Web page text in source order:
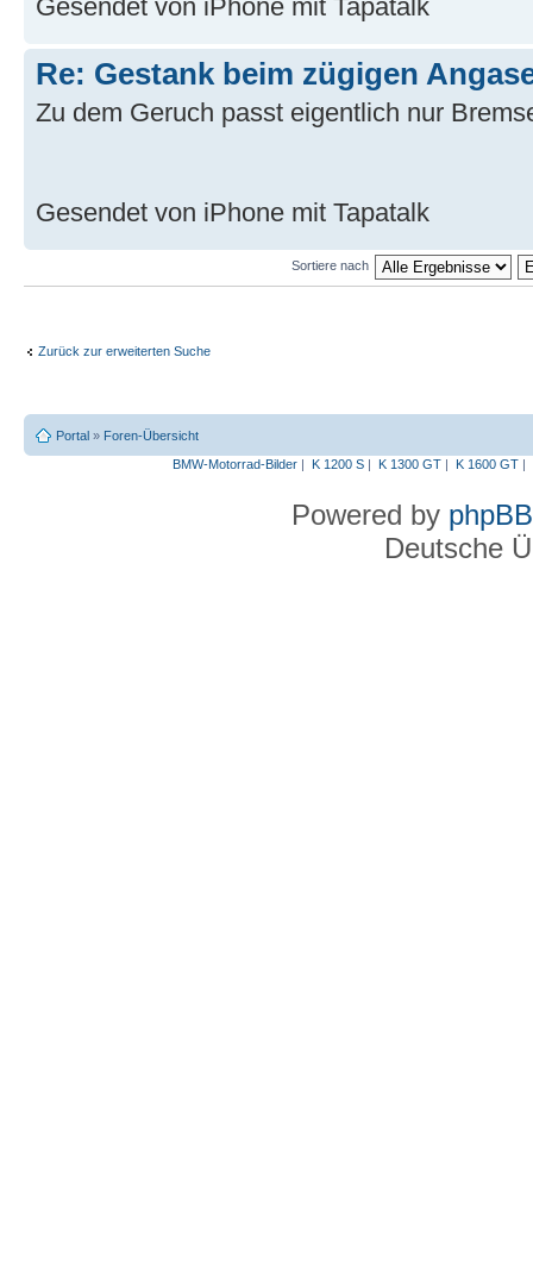
Gesendet von iPhone mit Tapatalk
Re: Gestank beim zügigen
Zu dem Geruch passt eigentlich nur
Gesendet von iPhone mit Tapatalk
Sortiere nach
Zurück zur erweiterten Suche
Portal » Foren-Übersicht
BMW-Motorrad-Bilder| K 1200 S| K 1300 GT| K 1600 GT|
Powered by phpBB
Deutsche